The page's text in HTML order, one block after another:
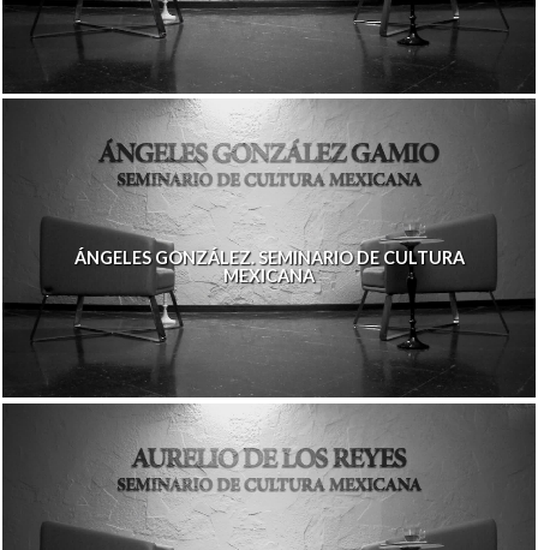
ÁNGELES GONZÁLEZ. SEMINARIO DE CULTURA
MEXICANA